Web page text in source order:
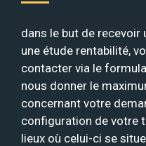
dans le but de recevoir
une étude rentabilité,
contacter via le
nous donner le
concernant votre
configuration de votre
lieux où celui-ci se